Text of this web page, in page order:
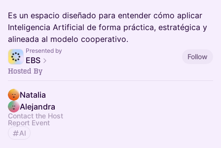
Es un espacio diseñado para entender cómo aplicar
Inteligencia Artificial de forma práctica, estratégica y
alineada al modelo cooperativo.
Presented by
EBS
Follow
Hosted By
Natalia
Alejandra
Contact the Host
Report Event
AI